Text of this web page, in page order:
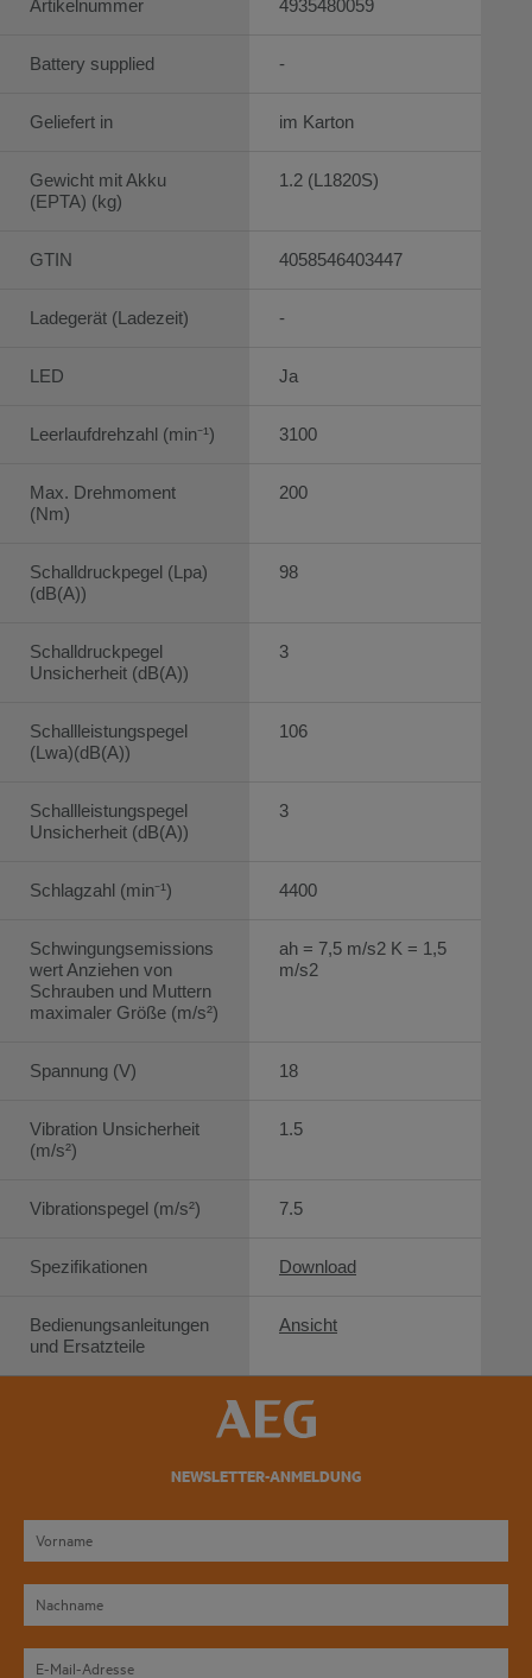
Artikelnummer
Battery supplied
Geliefert in
Gewicht mit Akku
(EPTA) (kg)
GTIN
Ladegerät (Ladezeit)
LED
Leerlaufdrehzahl (min⁻¹)
Max. Drehmoment
(Nm)
Schalldruckpegel (Lpa)
(dB(A))
Schalldruckpegel
Unsicherheit (dB(A))
Schallleistungspegel
(Lwa)(dB(A))
Schallleistungspegel
Unsicherheit (dB(A))
Schlagzahl (min⁻¹)
Schwingungsemissions
wert Anziehen von
Schrauben und Muttern
maximaler Größe (m/s²)
Spannung (V)
Vibration Unsicherheit
(m/s²)
Vibrationspegel (m/s²)
Spezifikationen
Bedienungsanleitungen
und Ersatzteile
4935480059
-
im Karton
1.2 (L1820S)
4058546403447
-
Ja
3100
200
98
3
106
3
4400
ah = 7,5 m/s2 K = 1,5
m/s2
18
1.5
7.5
Download
Ansicht
NEWSLETTER-ANMELDUNG